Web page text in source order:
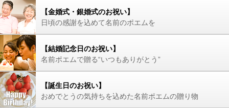
【金婚式・銀婚式のお祝い】
日頃の感謝を込めて名前のポエムを
【結婚記念日のお祝い】
名前ポエムで贈る“いつもありがとう”
【誕生日のお祝い】
おめでとうの気持ちを込めた名前ポエムの贈り物